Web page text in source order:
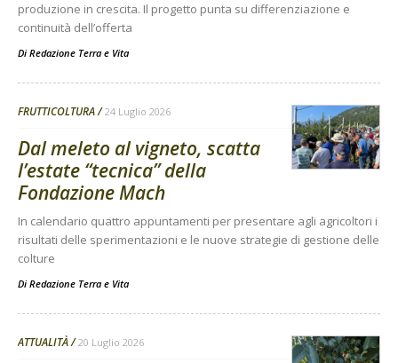
produzione in crescita. Il progetto punta su differenziazione e
continuità dell’offerta
Di Redazione Terra e Vita
FRUTTICOLTURA 24 Luglio 2026
Dal meleto al vigneto, scatta
l’estate “tecnica” della
Fondazione Mach
In calendario quattro appuntamenti per presentare agli agricoltori i
risultati delle sperimentazioni e le nuove strategie di gestione delle
colture
Di Redazione Terra e Vita
ATTUALITÀ 20 Luglio 2026